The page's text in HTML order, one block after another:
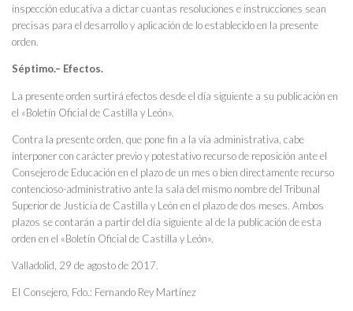
inspección educativa a dictar cuantas resoluciones e instrucciones sean
precisas para el desarrollo y aplicación de lo establecido en la presente
orden.
Séptimo.– Efectos.
La presente orden surtirá efectos desde el día siguiente a su publicación en
el «Boletín Oficial de Castilla y León».
Contra la presente orden, que pone fin a la vía administrativa, cabe
interponer con carácter previo y potestativo recurso de reposición ante el
Consejero de Educación en el plazo de un mes o bien directamente recurso
contencioso-administrativo ante la sala del mismo nombre del Tribunal
Superior de Justicia de Castilla y León en el plazo de dos meses. Ambos
plazos se contarán a partir del día siguiente al de la publicación de esta
orden en el «Boletín Oficial de Castilla y León».
Valladolid, 29 de agosto de 2017.
El Consejero, Fdo.: Fernando Rey Martínez